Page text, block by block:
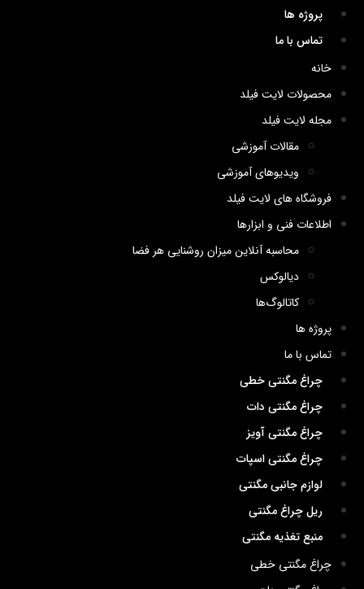
پروژه ها
تماس با ما
خانه
محصولات لایت فیلد
مجله لایت فیلد
مقالات آموزشی
ویدیوهای آموزشی
فروشگاه های لایت فیلد
اطلاعات فنی و ابزارها
محاسبه آنلاین میزان روشنایی هر فضا
دیالوکس
کاتالوگ‌ها
پروژه ها
تماس با ما
چراغ مگنتی خطی
چراغ مگنتی دات
چراغ مگنتی آویز
چراغ مگنتی اسپات
لوازم جانبی مگنتی
ریل چراغ مگنتی
منبع تغذیه مگنتی
چراغ مگنتی خطی